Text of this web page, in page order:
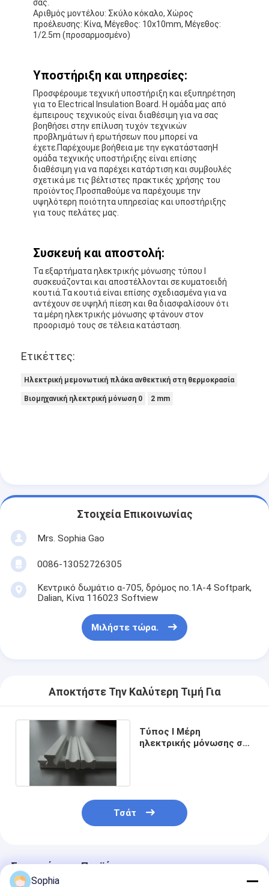
σας.
Αριθμός μοντέλου: Σκύλο κόκαλο, Χώρος
προέλευσης: Κίνα, Μέγεθος: 10x10mm, Μέγεθος:
1/2.5m (προσαρμοσμένο)
Υποστήριξη και υπηρεσίες:
Προσφέρουμε τεχνική υποστήριξη και εξυπηρέτηση
για το Electrical Insulation Board. Η ομάδα μας από
έμπειρους τεχνικούς είναι διαθέσιμη για να σας
βοηθήσει στην επίλυση τυχόν τεχνικών
προβλημάτων ή ερωτήσεων που μπορεί να
έχετε.Παρέχουμε βοήθεια με την εγκατάστασηΗ
ομάδα τεχνικής υποστήριξης είναι επίσης
διαθέσιμη για να παρέχει κατάρτιση και συμβουλές
σχετικά με τις βέλτιστες πρακτικές χρήσης του
προϊόντος.Προσπαθούμε να παρέχουμε την
υψηλότερη ποιότητα υπηρεσίας και υποστήριξης
για τους πελάτες μας.
Συσκευή και αποστολή:
Τα εξαρτήματα ηλεκτρικής μόνωσης τύπου Ι
συσκευάζονται και αποστέλλονται σε κυματοειδή
κουτιά.Τα κουτιά είναι επίσης σχεδιασμένα για να
αντέχουν σε υψηλή πίεση και θα διασφαλίσουν ότι
τα μέρη ηλεκτρικής μόνωσης φτάνουν στον
προορισμό τους σε τέλεια κατάσταση.
Ετικέττες:
Ηλεκτρική μεμονωτική πλάκα ανθεκτική στη θερμοκρασία
Βιομηχανική ηλεκτρική μόνωση 0 2 mm
Στοιχεία Επικοινωνίας
Mrs. Sophia Gao
0086-13052726305
Κεντρικό δωμάτιο α-705, δρόμος no.1A-4 Softpark,
Dalian, Κίνα 116023 Softview
Μιλήστε τώρα.
Αποκτήστε Την Καλύτερη Τιμή Για
Τύπος Ι Μέρη
ηλεκτρικής μόνωσης σε
Τσάτ
Συνιστώμενα Προϊόντα
Sophia